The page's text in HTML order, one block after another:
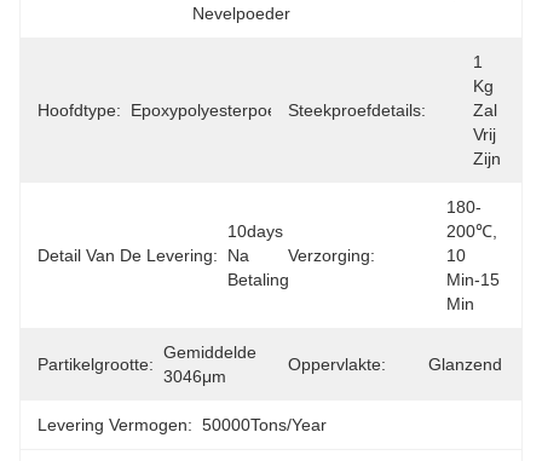
Nevelpoeder
Hoofdtype: EpoxypolyesterpoedercoatingSteekproefdetails:
1
Kg
Zal
Vrij
Zijn
Detail Van De Levering:
10days
Na
Betaling
Verzorging:
180-
200℃,
10
Min-15
Min
Partikelgrootte:
Gemiddelde
3046μm
Oppervlakte: Glanzend
Levering Vermogen: 50000Tons/Year